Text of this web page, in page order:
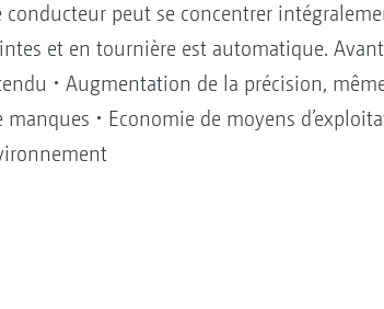
peut se concentrer
et en tournière est automatique.
• Augmentation de la précision,
• Economie de moyens